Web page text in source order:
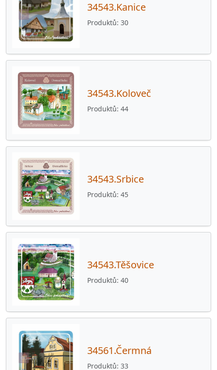
34543.Kanice
Produktů 30
34543.Koloveč
Produktů 44
34543.Srbice
Produktů 45
34543.Těšovice
Produktů 40
34561.Čermná
Produktů 33